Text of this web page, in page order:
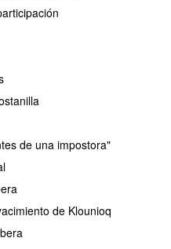
de una impostora"
de Klounioq